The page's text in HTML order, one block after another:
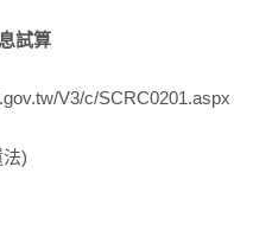
試算
V3/c/SCRC0201.aspx
)